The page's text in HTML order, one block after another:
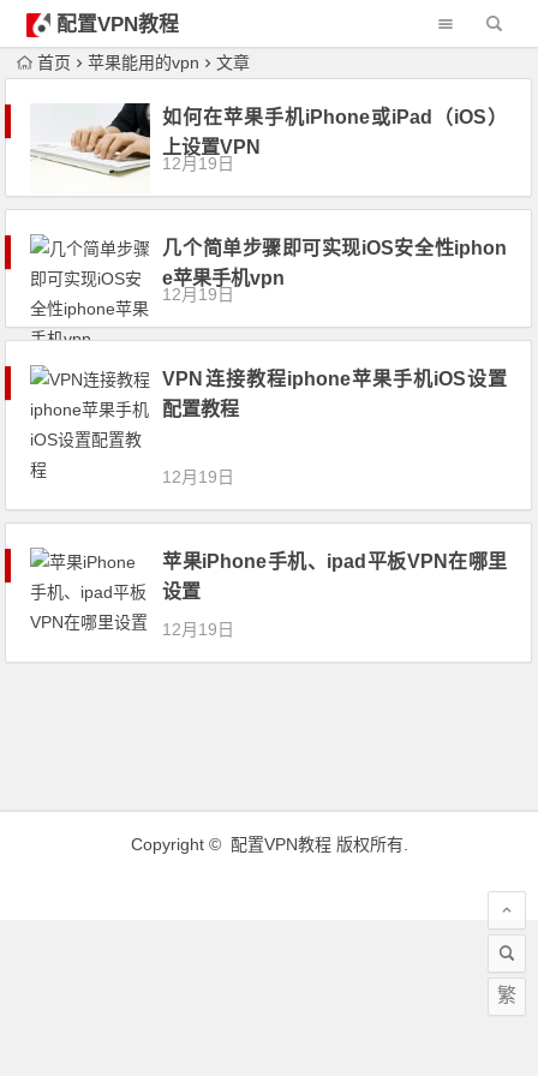
配置VPN教程
首页 苹果能用的vpn 文章
如何在苹果手机iPhone或iPad（iOS）
上设置VPN
12月19日
几个简单步骤即可实现iOS安全性iphon
e苹果手机vpn
12月19日
VPN连接教程iphone苹果手机iOS设置
配置教程
12月19日
苹果iPhone手机、ipad平板VPN在哪里
设置
12月19日
Copyright © 配置VPN教程版权所有.
繁